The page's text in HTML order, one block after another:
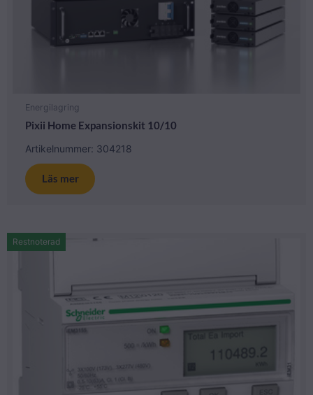
Energilagring
Pixii Home Expansionskit 10/10
Artikelnummer: 304218
Läs mer
Restnoterad